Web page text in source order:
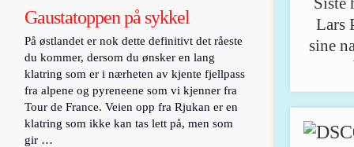
Lars
sine
Gaustatoppen på sykkel
På østlandet er nok dette definitivt det råeste
du kommer, dersom du ønsker en lang
klatring som er i nærheten av kjente fjellpass
fra alpene og pyreneene som vi kjenner fra
Tour de France. Veien opp fra Rjukan er en
klatring som ikke kan tas lett på, men som
gir …